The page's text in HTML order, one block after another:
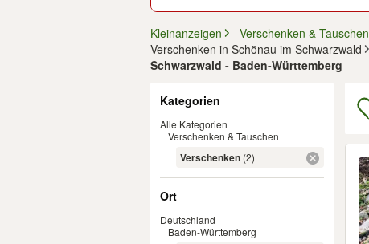
Kleinanzeigen
Verschenken & Tauschen
Verschenken in Schönau im Schwarzwald
Schwarzwald - Baden-Württemberg
Kategorien
Alle Kategorien
Verschenken & Tauschen
Verschenken (2)
Ort
Deutschland
Baden-Württemberg